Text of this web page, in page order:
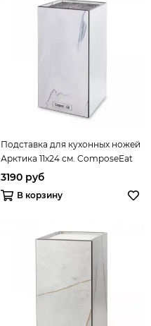
Подставка для кухонных ножей
Арктика 11х24 см. ComposeEat
Elegance арт. PDN113145OA4
3190 руб
В корзину